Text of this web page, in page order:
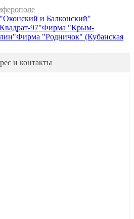
и Балконский"
97"Фирма "Крым-
Фирма "Родничок" (Кубанская
и контакты